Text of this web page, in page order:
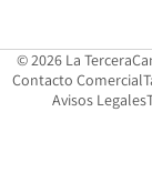
© 2026 La Tercera
Contacto Comercial
Avisos Legales